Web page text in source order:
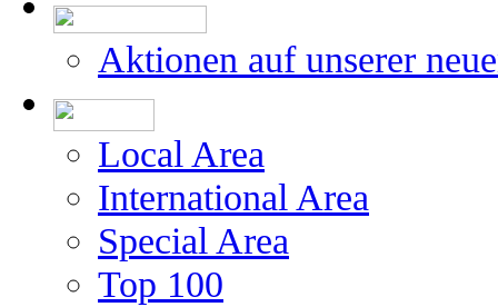
Aktionen auf unserer
Local Area
International Area
Special Area
Top 100